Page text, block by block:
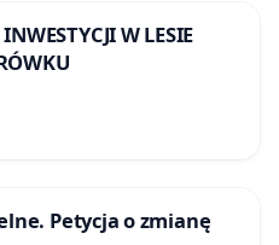
W LESIE
Petycja o zmianę